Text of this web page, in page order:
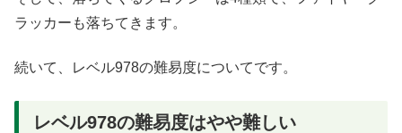
ラッカーも落ちてきます。
続いて、レベル978の難易度についてです。
レベル978の難易度はやや難しい